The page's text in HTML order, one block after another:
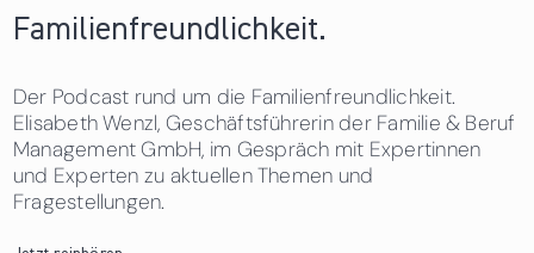
Familienfreundlichkeit.
Der Podcast rund um die Familienfreundlichkeit.
Elisabeth Wenzl, Geschäftsführerin der Familie & Beruf
Management GmbH, im Gespräch mit Expertinnen
und Experten zu aktuellen Themen und
Fragestellungen.